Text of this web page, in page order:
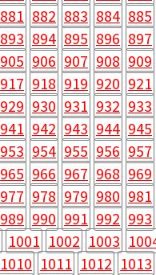
881 882 883 884 885
893 894 895 896 897
905 906 907 908 909
917 918 919 920 921
929 930 931 932 933
941 942 943 944 945
953 954 955 956 957
965 966 967 968 969
977 978 979 980 981
989 990 991 992 993
1001 1002 1003
1010 1011 1012 1013